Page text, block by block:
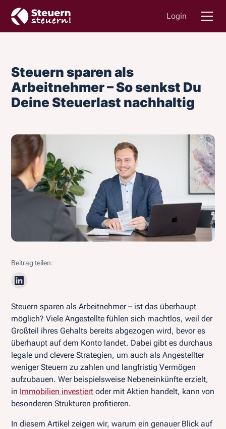
Login
Steuern sparen als
Arbeitnehmer – So senkst Du
Deine Steuerlast nachhaltig
Beitrag teilen:
Steuern sparen als Arbeitnehmer – ist das überhaupt
möglich? Viele Angestellte fühlen sich machtlos, weil der
Großteil ihres Gehalts bereits abgezogen wird, bevor es
überhaupt auf dem Konto landet. Dabei gibt es durchaus
legale und clevere Strategien, um auch als Angestellter
weniger Steuern zu zahlen und langfristig Vermögen
aufzubauen. Wer beispielsweise Nebeneinkünfte erzielt,
in Immobilien investiert oder mit Aktien handelt, kann von
besonderen Strukturen profitieren.
In diesem Artikel zeigen wir, warum ein genauer Blick auf